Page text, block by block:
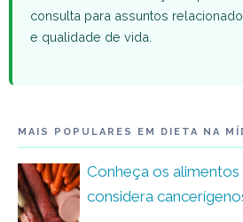
consulta para assuntos
e qualidade de vida.
MAIS POPULARES EM DIETA NA
Conheça os alimentos
considera